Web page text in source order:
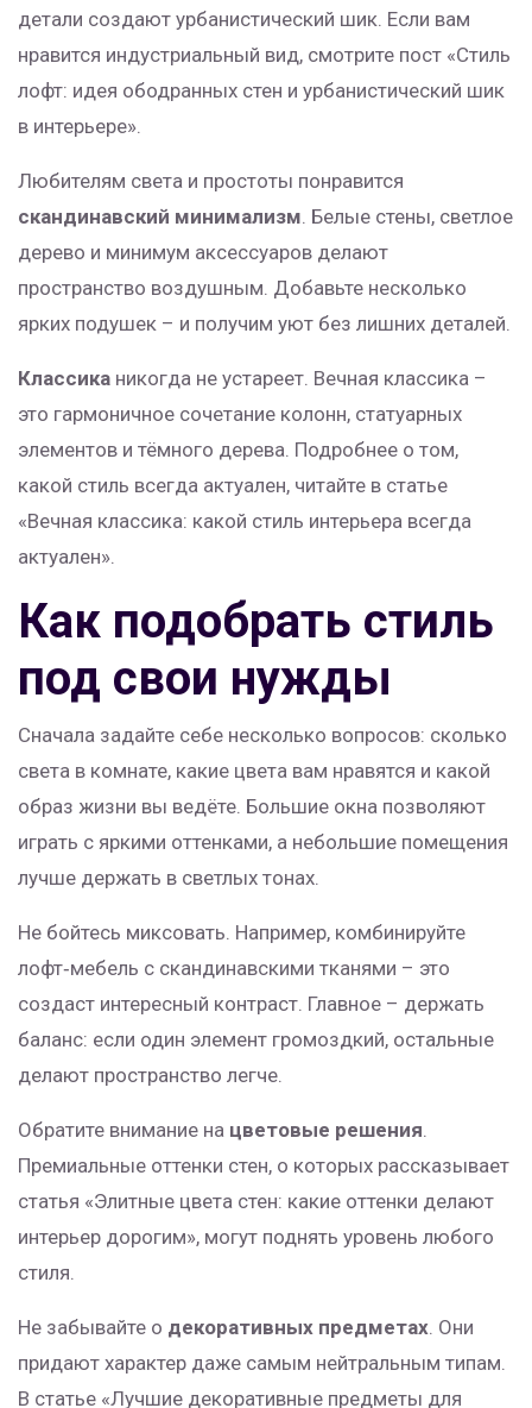
детали создают урбанистический шик. Если вам
нравится индустриальный вид, смотрите пост «Стиль
лофт: идея ободранных стен и урбанистический шик
в интерьере».
Любителям света и простоты понравится
скандинавский минимализм. Белые стены, светлое
дерево и минимум аксессуаров делают
пространство воздушным. Добавьте несколько
ярких подушек – и получим уют без лишних деталей.
Классика никогда не устареет. Вечная классика –
это гармоничное сочетание колонн, статуарных
элементов и тёмного дерева. Подробнее о том,
какой стиль всегда актуален, читайте в статье
«Вечная классика: какой стиль интерьера всегда
актуален».
Как подобрать стиль
под свои нужды
Сначала задайте себе несколько вопросов: сколько
света в комнате, какие цвета вам нравятся и какой
образ жизни вы ведёте. Большие окна позволяют
играть с яркими оттенками, а небольшие помещения
лучше держать в светлых тонах.
Не бойтесь миксовать. Например, комбинируйте
лофт‑мебель с скандинавскими тканями – это
создаст интересный контраст. Главное – держать
баланс: если один элемент громоздкий, остальные
делают пространство легче.
Обратите внимание на цветовые решения.
Премиальные оттенки стен, о которых рассказывает
статья «Элитные цвета стен: какие оттенки делают
интерьер дорогим», могут поднять уровень любого
стиля.
Не забывайте о декоративных предметах. Они
придают характер даже самым нейтральным типам.
В статье «Лучшие декоративные предметы для